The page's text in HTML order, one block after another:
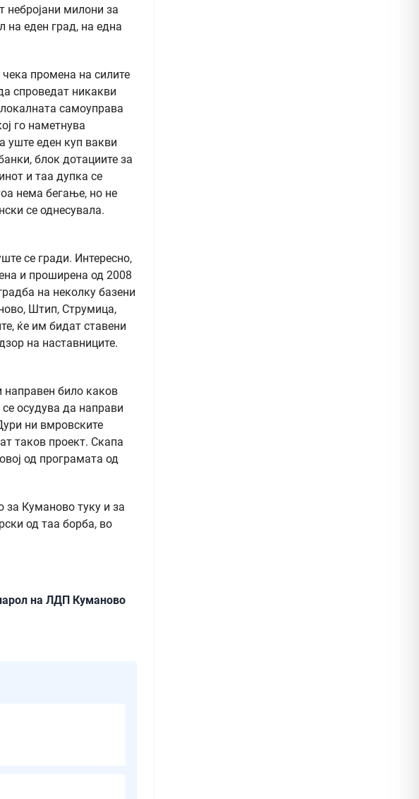
небројани милони за
на еден град, на една
промена на силите
спроведат никакви
самоуправа
го наметнува
уште еден куп вакви
блок дотациите за
и таа дупка се
нема бегање, но не
се однесувала.
се гради. Интересно,
и проширена од 2008
на неколку базени
Штип, Струмица,
ќе им бидат ставени
на наставниците.
направен било каков
осудува да направи
ни вмровските
таков проект. Скапа
од програмата од
за Куманово туку и за
од таа борба, во
на ЛДП Куманово